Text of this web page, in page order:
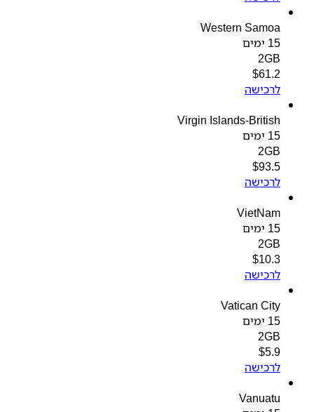
Western Samoa
2GB
$61.2
לרכישה
Virgin Islands-British
2GB
$93.5
לרכישה
VietNam
2GB
$10.3
לרכישה
Vatican City
2GB
$
לרכישה
Vanuatu